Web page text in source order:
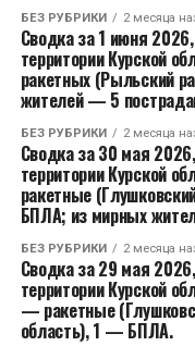
БЕЗ РУБРИКИ 2 месяца
Сводка за 1 июня
территории Курской
ракетных (Рыльский
жителей — 5
БЕЗ РУБРИКИ 2 месяца
Сводка за 30 мая
территории Курской
ракетные
БПЛА; из мирных
БЕЗ РУБРИКИ 2 месяца
Сводка за 29 мая
территории Курской
— ракетные
область), 1 — БПЛА.